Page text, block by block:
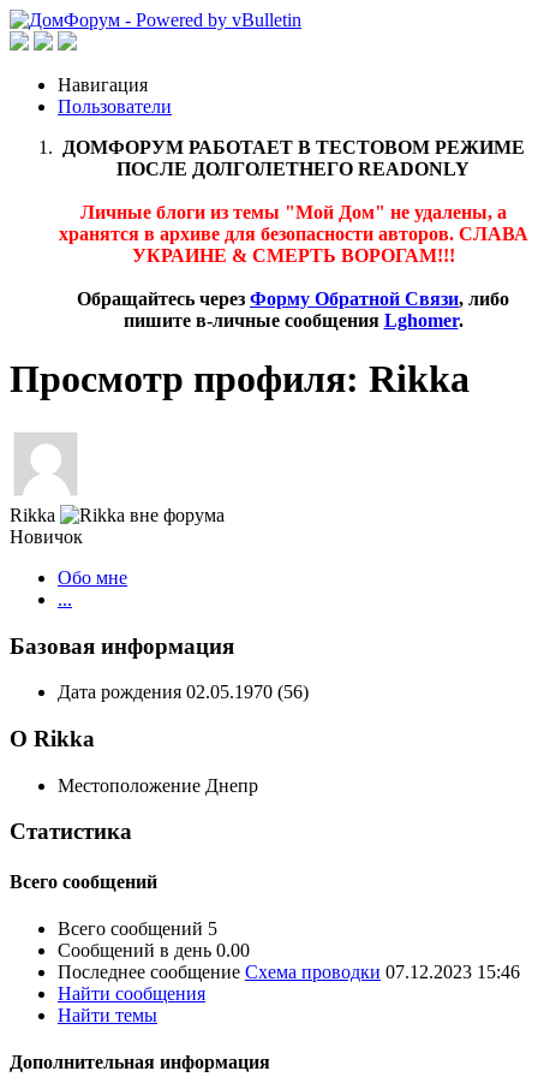
Навигация
Пользователи
ДОМФОРУМ РАБОТАЕТ В ТЕСТОВОМ РЕЖИМЕ
ПОСЛЕ ДОЛГОЛЕТНЕГО READONLY
Личные блоги из темы "Мой Дом" не удалены, а
хранятся в архиве для безопасности авторов. СЛАВА
УКРАИНЕ & СМЕРТЬ ВОРОГАМ!!!
Обращайтесь через Форму Обратной Связи, либо
пишите в-личные сообщения Lghomer.
Просмотр профиля: Rikka
Rikka
Новичок
Обо мне
...
Базовая информация
Дата рождения 02.05.1970 (56)
О Rikka
Местоположение Днепр
Статистика
Всего сообщений
Всего сообщений 5
Сообщений в день 0.00
Последнее сообщение Схема проводки 07.12.2023 15:46
Найти сообщения
Найти темы
Дополнительная информация